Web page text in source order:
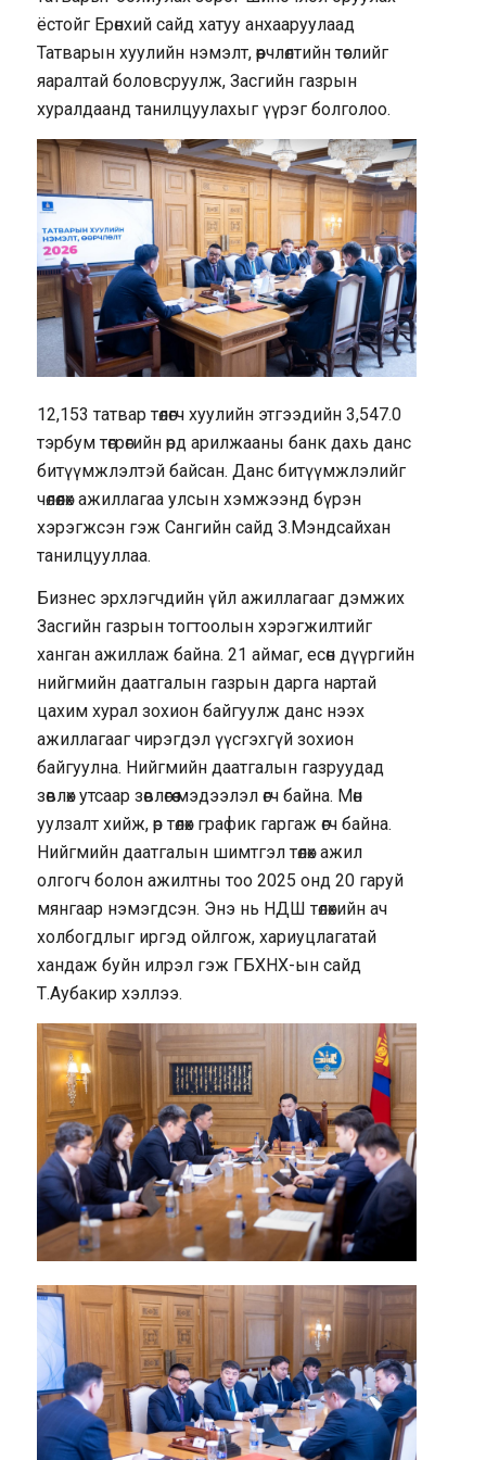
ёстойг Ерөнхий сайд хатуу анхааруулаад
Татварын хуулийн нэмэлт, өөрчлөлтийн төслийг
яаралтай боловсруулж, Засгийн газрын
хуралдаанд танилцуулахыг үүрэг болголоо.
12,153 татвар төлөгч хуулийн этгээдийн 3,547.0
тэрбум төгрөгийн өрд арилжааны банк дахь данс
битүүмжлэлтэй байсан. Данс битүүмжлэлийг
чөлөөлөх ажиллагаа улсын хэмжээнд бүрэн
хэрэгжсэн гэж Сангийн сайд З.Мэндсайхан
танилцууллаа.
Бизнес эрхлэгчдийн үйл ажиллагааг дэмжих
Засгийн газрын тогтоолын хэрэгжилтийг
ханган ажиллаж байна. 21 аймаг, есөн дүүргийн
нийгмийн даатгалын газрын дарга нартай
цахим хурал зохион байгуулж данс нээх
ажиллагааг чирэгдэл үүсгэхгүй зохион
байгуулна. Нийгмийн даатгалын газруудад
зөвлөх утсаар зөвлөгөө мэдээлэл өгч байна. Мөн
уулзалт хийж, өр төлөх график гаргаж өгч байна.
Нийгмийн даатгалын шимтгэл төлөх ажил
олгогч болон ажилтны тоо 2025 онд 20 гаруй
мянгаар нэмэгдсэн. Энэ нь НДШ төлөхийн ач
холбогдлыг иргэд ойлгож, хариуцлагатай
хандаж буйн илрэл гэж ГБХНХ-ын сайд
Т.Аубакир хэллээ.